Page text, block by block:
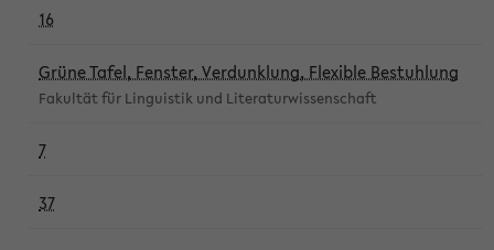
16
Grüne Tafel, Fenster, Verdunklung, Flexible Bestuhlung
Fakultät für Linguistik und Literaturwissenschaft
7
37